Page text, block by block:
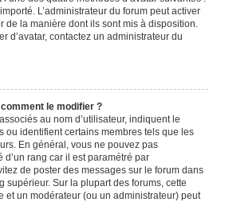
L’administrateur du forum peut activer
de la manière dont ils sont mis à disposition.
d’avatar, contactez un administrateur du
le modifier ?
au nom d’utilisateur, indiquent le
ou identifient certains membres tels que les
En général, vous ne pouvez pas
d’un rang car il est paramétré par
de poster des messages sur le forum dans
supérieur. Sur la plupart des forums, cette
et un modérateur (ou un administrateur) peut